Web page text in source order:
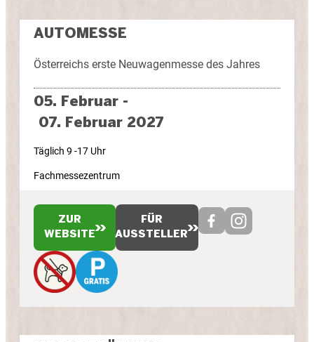
AUTOMESSE
Österreichs erste Neuwagenmesse des Jahres
05. Februar -
07. Februar 2027
Täglich 9 -17 Uhr
Fachmessezentrum
ZUR
WEBSITE
FÜR
AUSSTELLER